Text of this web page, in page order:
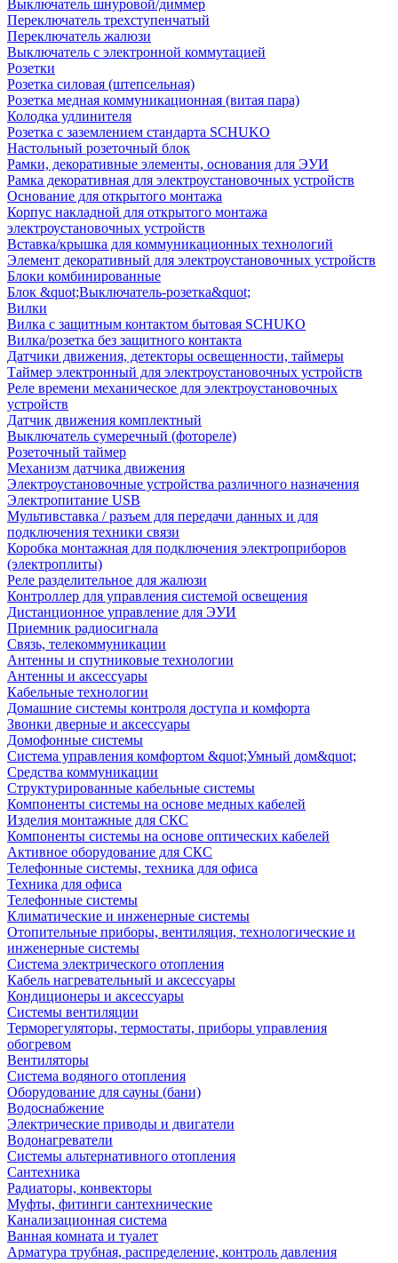
Выключатель шнуровой/диммер
Переключатель трехступенчатый
Переключатель жалюзи
Выключатель с электронной коммутацией
Розетки
Розетка силовая (штепсельная)
Розетка медная коммуникационная (витая пара)
Колодка удлинителя
Розетка с заземлением стандарта SCHUKO
Настольный розеточный блок
Рамки, декоративные элементы, основания для ЭУИ
Рамка декоративная для электроустановочных устройств
Основание для открытого монтажа
Корпус накладной для открытого монтажа
электроустановочных устройств
Вставка/крышка для коммуникационных технологий
Элемент декоративный для электроустановочных устройств
Блоки комбинированные
Блок &quot;Выключатель-розетка&quot;
Вилки
Вилка с защитным контактом бытовая SCHUKO
Вилка/розетка без защитного контакта
Датчики движения, детекторы освещенности, таймеры
Таймер электронный для электроустановочных устройств
Реле времени механическое для электроустановочных
устройств
Датчик движения комплектный
Выключатель сумеречный (фотореле)
Розеточный таймер
Механизм датчика движения
Электроустановочные устройства различного назначения
Электропитание USB
Мультивставка / разъем для передачи данных и для
подключения техники связи
Коробка монтажная для подключения электроприборов
(электроплиты)
Реле разделительное для жалюзи
Контроллер для управления системой освещения
Дистанционное управление для ЭУИ
Приемник радиосигнала
Связь, телекоммуникации
Антенны и спутниковые технологии
Антенны и аксессуары
Кабельные технологии
Домашние системы контроля доступа и комфорта
Звонки дверные и аксессуары
Домофонные системы
Система управления комфортом &quot;Умный дом&quot;
Средства коммуникации
Структурированные кабельные системы
Компоненты системы на основе медных кабелей
Изделия монтажные для СКС
Компоненты системы на основе оптических кабелей
Активное оборудование для СКС
Телефонные системы, техника для офиса
Техника для офиса
Телефонные системы
Климатические и инженерные системы
Отопительные приборы, вентиляция, технологические и
инженерные системы
Система электрического отопления
Кабель нагревательный и аксессуары
Кондиционеры и аксессуары
Системы вентиляции
Терморегуляторы, термостаты, приборы управления
обогревом
Вентиляторы
Система водяного отопления
Оборудование для сауны (бани)
Водоснабжение
Электрические приводы и двигатели
Водонагреватели
Системы альтернативного отопления
Сантехника
Радиаторы, конвекторы
Муфты, фитинги сантехнические
Канализационная система
Ванная комната и туалет
Арматура трубная, распределение, контроль давления